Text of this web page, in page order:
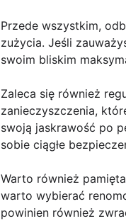
Przede wszystkim,
zużycia. Jeśli
swoim bliskim
Zaleca się również
zanieczyszczenia,
swoją jaskrawość po
sobie ciągłe
Warto również
warto wybierać
powinien również